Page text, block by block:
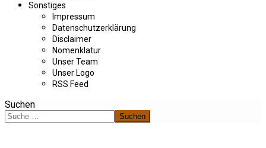
Sonstiges
Impressum
Datenschutzerklärung
Disclaimer
Nomenklatur
Unser Team
Unser Logo
RSS Feed
Suchen
Suchen